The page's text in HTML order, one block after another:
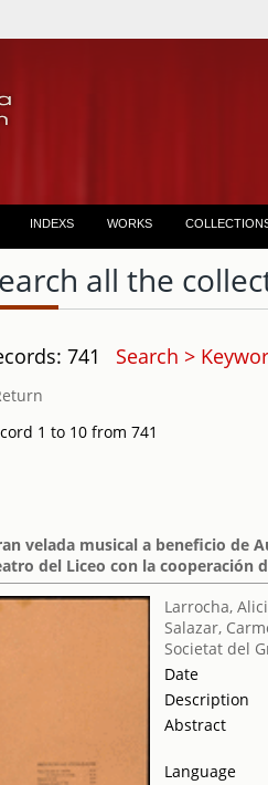
INDEXS WORKS
all the
741 Search >
1 to 10 from 741
velada musical a beneficio de
del Liceo con la cooperación
Larrocha,
Salazar,
Societat del
Date
Description
Abstract
Language